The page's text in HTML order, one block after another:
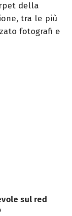
della
tra le più
fotografi e
sul red